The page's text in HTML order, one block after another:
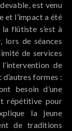
est venu
et l’impact a été
flûtiste s’est à
lors de séances
de services
de
formes :
besoin d’une
répétitive pour
la jeune
de traditions